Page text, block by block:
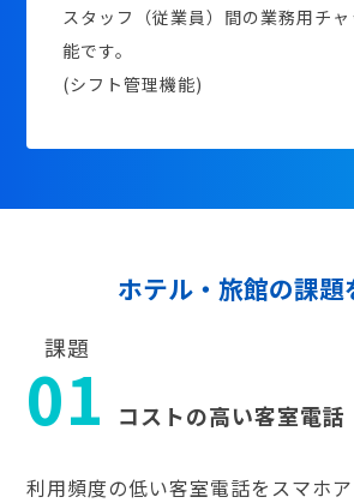
スタッフ（従業員）間の業務用チ
能です。
(シフト管理機能)
ホテル・旅館の課題
課題
01 コストの高い客室電話
利用頻度の低い客室電話をスマホ